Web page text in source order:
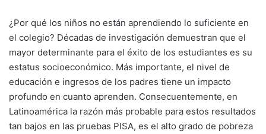
¿Por qué los niños no están aprendiendo lo suficiente en
el colegio? Décadas de investigación demuestran que el
mayor determinante para el éxito de los estudiantes es su
estatus socioeconómico. Más importante, el nivel de
educación e ingresos de los padres tiene un impacto
profundo en cuanto aprenden. Consecuentemente, en
Latinoamérica la razón más probable para estos resultados
tan bajos en las pruebas PISA, es el alto grado de pobreza